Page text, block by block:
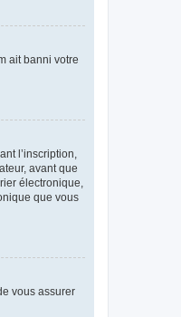
ait banni votre
l’inscription,
avant que
électronique,
que vous
vous assurer